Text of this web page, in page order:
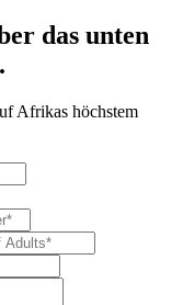
das unten
Afrikas höchstem